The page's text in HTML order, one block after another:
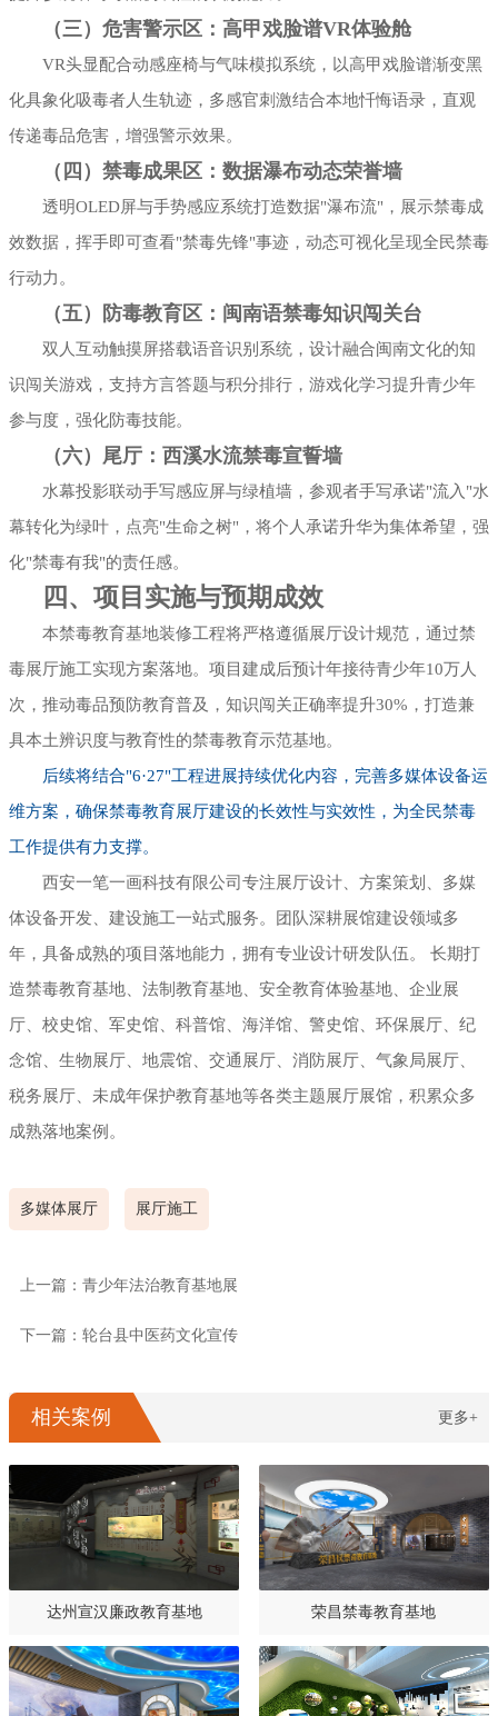
（三）危害警示区：高甲戏脸谱VR体验舱
VR头显配合动感座椅与气味模拟系统，以高甲戏脸谱渐变黑
化具象化吸毒者人生轨迹，多感官刺激结合本地忏悔语录，直观
传递毒品危害，增强警示效果。
（四）禁毒成果区：数据瀑布动态荣誉墙
透明OLED屏与手势感应系统打造数据"瀑布流"，展示禁毒成
效数据，挥手即可查看"禁毒先锋"事迹，动态可视化呈现全民禁毒
行动力。
（五）防毒教育区：闽南语禁毒知识闯关台
双人互动触摸屏搭载语音识别系统，设计融合闽南文化的知
识闯关游戏，支持方言答题与积分排行，游戏化学习提升青少年
参与度，强化防毒技能。
（六）尾厅：西溪水流禁毒宣誓墙
水幕投影联动手写感应屏与绿植墙，参观者手写承诺"流入"水
幕转化为绿叶，点亮"生命之树"，将个人承诺升华为集体希望，强
化"禁毒有我"的责任感。
四、项目实施与预期成效
本禁毒教育基地装修工程将严格遵循展厅设计规范，通过禁
毒展厅施工实现方案落地。项目建成后预计年接待青少年10万人
次，推动毒品预防教育普及，知识闯关正确率提升30%，打造兼
具本土辨识度与教育性的禁毒教育示范基地。
后续将结合"6·27"工程进展持续优化内容，完善多媒体设备运
维方案，确保禁毒教育展厅建设的长效性与实效性，为全民禁毒
工作提供有力支撑。
西安一笔一画科技有限公司专注展厅设计、方案策划、多媒
体设备开发、建设施工一站式服务。团队深耕展馆建设领域多
年，具备成熟的项目落地能力，拥有专业设计研发队伍。 长期打
造禁毒教育基地、法制教育基地、安全教育体验基地、企业展
厅、校史馆、军史馆、科普馆、海洋馆、警史馆、环保展厅、纪
念馆、生物展厅、地震馆、交通展厅、消防展厅、气象局展厅、
税务展厅、未成年保护教育基地等各类主题展厅展馆，积累众多
成熟落地案例。
多媒体展厅 展厅施工
上一篇：青少年法治教育基地展
下一篇：轮台县中医药文化宣传
相关案例 更多+
达州宣汉廉政教育基地 荣昌禁毒教育基地